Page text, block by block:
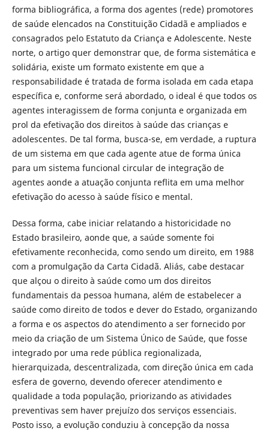
forma bibliográfica, a forma dos agentes (rede) promotores
de saúde elencados na Constituição Cidadã e ampliados e
consagrados pelo Estatuto da Criança e Adolescente. Neste
norte, o artigo quer demonstrar que, de forma sistemática e
solidária, existe um formato existente em que a
responsabilidade é tratada de forma isolada em cada etapa
específica e, conforme será abordado, o ideal é que todos os
agentes interagissem de forma conjunta e organizada em
prol da efetivação dos direitos à saúde das crianças e
adolescentes. De tal forma, busca-se, em verdade, a ruptura
de um sistema em que cada agente atue de forma única
para um sistema funcional circular de integração de
agentes aonde a atuação conjunta reflita em uma melhor
efetivação do acesso à saúde físico e mental.
Dessa forma, cabe iniciar relatando a historicidade no
Estado brasileiro, aonde que, a saúde somente foi
efetivamente reconhecida, como sendo um direito, em 1988
com a promulgação da Carta Cidadã. Aliás, cabe destacar
que alçou o direito à saúde como um dos direitos
fundamentais da pessoa humana, além de estabelecer a
saúde como direito de todos e dever do Estado, organizando
a forma e os aspectos do atendimento a ser fornecido por
meio da criação de um Sistema Único de Saúde, que fosse
integrado por uma rede pública regionalizada,
hierarquizada, descentralizada, com direção única em cada
esfera de governo, devendo oferecer atendimento e
qualidade a toda população, priorizando as atividades
preventivas sem haver prejuízo dos serviços essenciais.
Posto isso, a evolução conduziu à concepção da nossa